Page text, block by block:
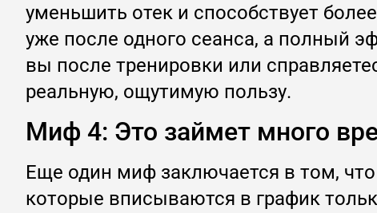
уменьшить отек и способствует
уже после одного сеанса, а полный
вы после тренировки или
реальную, ощутимую пользу.
Миф 4: Это займет много
Еще один миф заключается в том,
которые вписываются в график